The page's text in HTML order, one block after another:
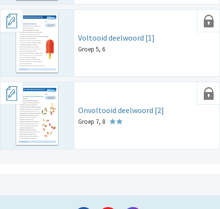
Voltooid deelwoord [1]
Groep 5, 6
Onvoltooid deelwoord [2]
Groep 7, 8